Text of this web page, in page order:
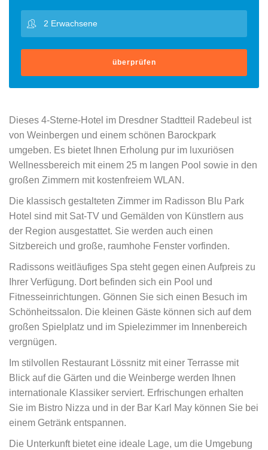
überprüfen
Dieses 4-Sterne-Hotel im Dresdner Stadtteil Radebeul ist
von Weinbergen und einem schönen Barockpark
umgeben. Es bietet Ihnen Erholung pur im luxuriösen
Wellnessbereich mit einem 25 m langen Pool sowie in den
großen Zimmern mit kostenfreiem WLAN.
Die klassisch gestalteten Zimmer im Radisson Blu Park
Hotel sind mit Sat-TV und Gemälden von Künstlern aus
der Region ausgestattet. Sie werden auch einen
Sitzbereich und große, raumhohe Fenster vorfinden.
Radissons weitläufiges Spa steht gegen einen Aufpreis zu
Ihrer Verfügung. Dort befinden sich ein Pool und
Fitnesseinrichtungen. Gönnen Sie sich einen Besuch im
Schönheitssalon. Die kleinen Gäste können sich auf dem
großen Spielplatz und im Spielezimmer im Innenbereich
vergnügen.
Im stilvollen Restaurant Lössnitz mit einer Terrasse mit
Blick auf die Gärten und die Weinberge werden Ihnen
internationale Klassiker serviert. Erfrischungen erhalten
Sie im Bistro Nizza und in der Bar Karl May können Sie bei
einem Getränk entspannen.
Die Unterkunft bietet eine ideale Lage, um die Umgebung